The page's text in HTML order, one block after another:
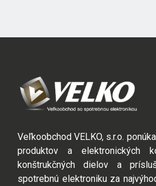
Veľkoobchod VELKO, s.r.o.
produktov a elektronických
konštrukčných dielov a
spotrebnú elektroniku za